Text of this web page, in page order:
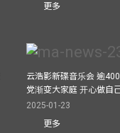
更多
云浩影新碟音乐会 逾
党渐变大家庭 开心做自
2025-01-23
更多